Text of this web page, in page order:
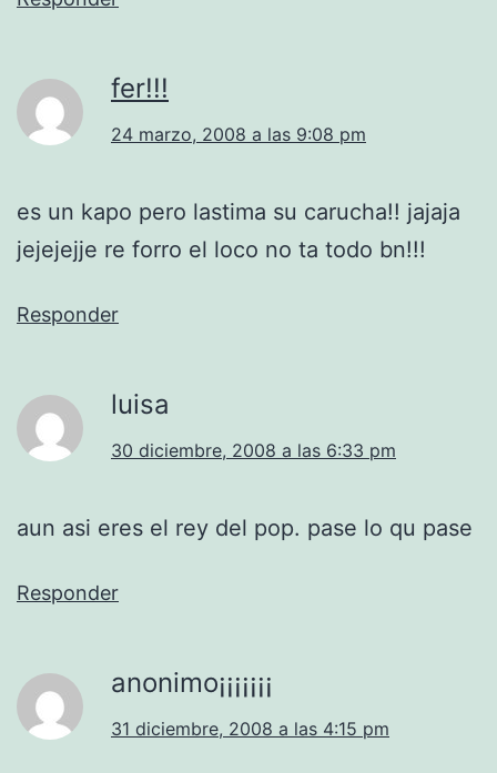
fer!!!
24 marzo, 2008 a las 9:08 pm
es un kapo pero lastima su carucha!! jajaja
jejejejje re forro el loco no ta todo bn!!!
Responder
luisa
30 diciembre, 2008 a las 6:33 pm
aun asi eres el rey del pop. pase lo qu pase
Responder
anonimo¡¡¡¡¡¡¡
31 diciembre, 2008 a las 4:15 pm